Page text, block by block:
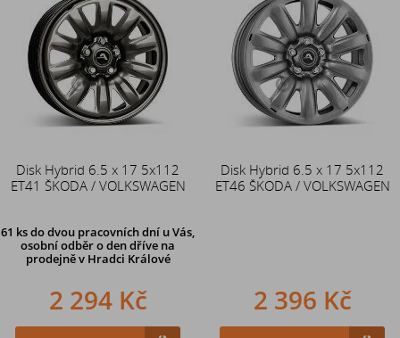
Disk Hybrid 6.5 x 17 5x112
ET41 ŠKODA / VOLKSWAGEN
61 ksdo dvou pracovních dní u Vás,
osobní odběr o den dříve na
prodejně v Hradci Králové
2 294 Kč
Disk Hybrid 6.5 x 17 5x112
ET46 ŠKODA / VOLKSWAGEN
2 396 Kč